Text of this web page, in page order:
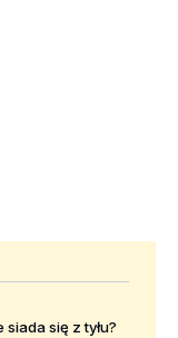
się z tyłu?